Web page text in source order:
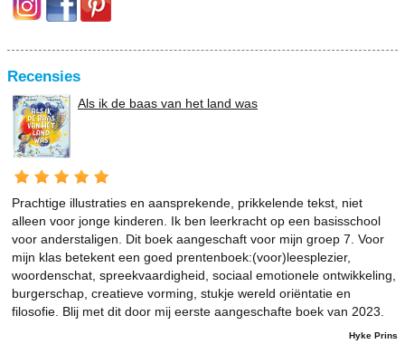
Recensies
Als ik de baas van het land was
Prachtige illustraties en aansprekende, prikkelende tekst, niet
alleen voor jonge kinderen. Ik ben leerkracht op een basisschool
voor anderstaligen. Dit boek aangeschaft voor mijn groep 7. Voor
mijn klas betekent een goed prentenboek:(voor)leesplezier,
woordenschat, spreekvaardigheid, sociaal emotionele ontwikkeling,
burgerschap, creatieve vorming, stukje wereld oriëntatie en
filosofie. Blij met dit door mij eerste aangeschafte boek van 2023.
Hyke Prins